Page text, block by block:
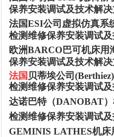
保养安装调试及技术解
法国ESI公司虚拟仿真系
检测维修保养安装调试
欧洲BARCO巴可机床用
保养安装调试及技术解
法国 贝蒂埃公司
检测维修保养安装调试
达诺巴特（DANOBAT）
检测维修保养安装调试
GEMINIS LATHES机床